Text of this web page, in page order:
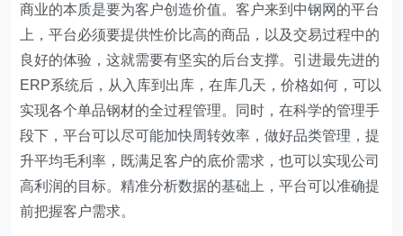
商业的本质是要为客户创造价值。客户来到中钢网的平台
上，平台必须要提供性价比高的商品，以及交易过程中的
良好的体验，这就需要有坚实的后台支撑。引进最先进的
ERP系统后，从入库到出库，在库几天，价格如何，可以
实现各个单品钢材的全过程管理。同时，在科学的管理手
段下，平台可以尽可能加快周转效率，做好品类管理，提
升平均毛利率，既满足客户的底价需求，也可以实现公司
高利润的目标。精准分析数据的基础上，平台可以准确提
前把握客户需求。